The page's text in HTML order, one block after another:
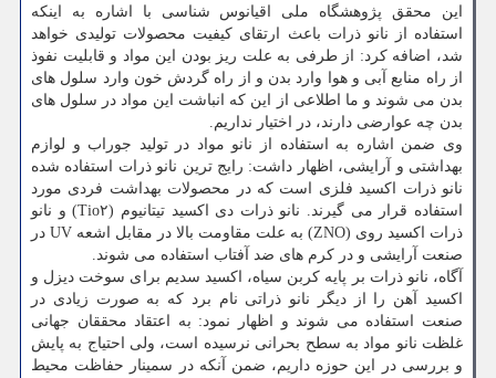
این محقق پژوهشگاه ملی اقیانوس شناسی با اشاره به اینکه
استفاده از نانو ذرات باعث ارتقای کیفیت محصولات تولیدی خواهد
شد، اضافه کرد: از طرفی به علت ریز بودن این مواد و قابلیت نفوذ
از راه منابع آبی و هوا وارد بدن و از راه گردش خون وارد سلول های
بدن می شوند و ما اطلاعی از این که انباشت این مواد در سلول های
بدن چه عوارضی دارند، در اختیار نداریم.
وی ضمن اشاره به استفاده از نانو مواد در تولید جوراب و لوازم
بهداشتی و آرایشی، اظهار داشت: رایج ترین نانو ذرات استفاده شده
نانو ذرات اکسید فلزی است که در محصولات بهداشت فردی مورد
استفاده قرار می گیرند. نانو ذرات دی اکسید تیتانیوم (Tio۲) و نانو
ذرات اکسید روی (ZNO) به علت مقاومت بالا در مقابل اشعه UV در
صنعت آرایشی و در کرم های ضد آفتاب استفاده می شوند.
آگاه، نانو ذرات بر پایه کربن سیاه، اکسید سدیم برای سوخت دیزل و
اکسید آهن را از دیگر نانو ذراتی نام برد که به صورت زیادی در
صنعت استفاده می شوند و اظهار نمود: به اعتقاد محققان جهانی
غلظت نانو مواد به سطح بحرانی نرسیده است، ولی احتیاج به پایش
و بررسی در این حوزه داریم، ضمن آنکه در سمینار حفاظت محیط